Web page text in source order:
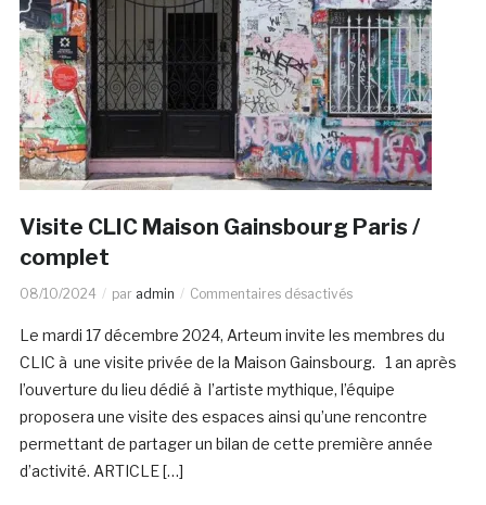
Visite CLIC Maison Gainsbourg Paris /
complet
08/10/2024 par admin Commentaires désactivés
Le mardi 17 décembre 2024, Arteum invite les membres du
CLIC à une visite privée de la Maison Gainsbourg. 1 an après
l’ouverture du lieu dédié à l’artiste mythique, l’équipe
proposera une visite des espaces ainsi qu’une rencontre
permettant de partager un bilan de cette première année
d’activité. ARTICLE […]